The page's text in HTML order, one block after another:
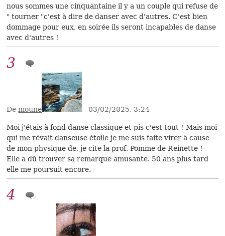
nous sommes une cinquantaine il y a un couple qui refuse de
" tourner "c'est à dire de danser avec d'autres. C'est bien
dommage pour eux, en soirée ils seront incapables de danse
avec d'autres !
3
Demoune - 03/02/2025, 3:24
Moi j'étais à fond danse classique et pis c'est tout ! Mais moi
qui me révait danseuse étoile je me suis faite virer à cause
de mon physique de, je cite la prof, Pomme de Reinette !
Elle a dû trouver sa remarque amusante. 50 ans plus tard
elle me poursuit encore.
4